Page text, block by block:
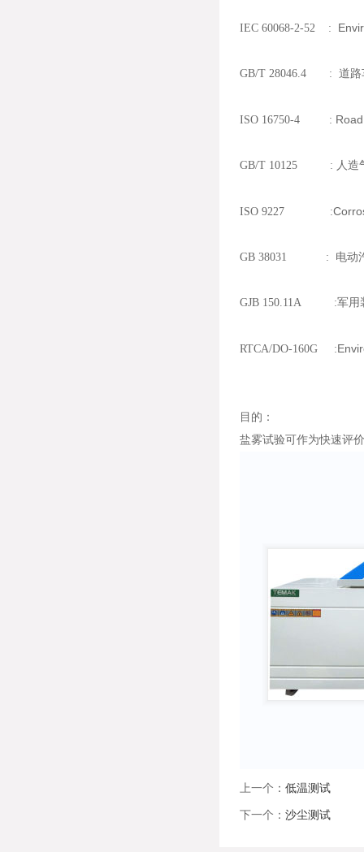
IEC 60068-2-52 :
GB/T 28046.4 : 道路
ISO 16750-4 :
GB/T 10125 : 人造
ISO 9227 :
GB 38031 : 电动汽
GJB 150.11A :军用装
RTCA/DO-160G :
目的：
盐雾试验可作为快速评
上一个： 低温测试
下一个： 沙尘测试